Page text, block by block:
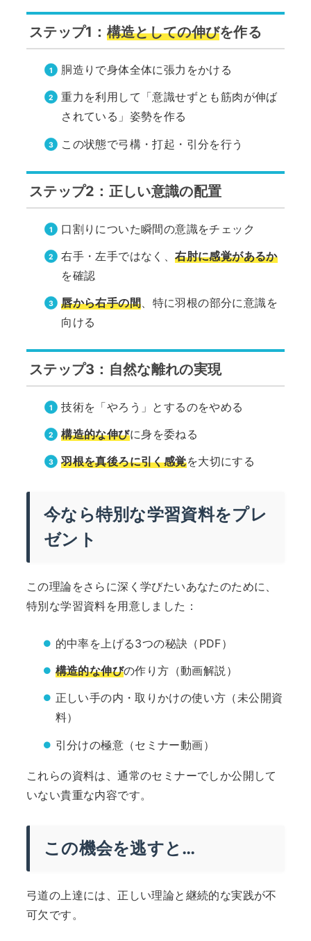
ステップ1： 構造としての伸びを作る
胴造りで身体全体に張力をかける
重力を利用して「意識せずとも筋肉が伸ば
されている」姿勢を作る
この状態で弓構・打起・引分を行う
ステップ2：正しい意識の配置
口割りについた瞬間の意識をチェック
右手・左手ではなく、右肘に感覚があるか
を確認
唇から右手の間、特に羽根の部分に意識を
向ける
ステップ3：自然な離れの実現
技術を「やろう」とするのをやめる
構造的な伸びに身を委ねる
羽根を真後ろに引く感覚を大切にする
今なら特別な学習資料をプレ
ゼント
この理論をさらに深く学びたいあなたのために、
特別な学習資料を用意しました：
的中率を上げる3つの秘訣（PDF）
構造的な伸びの作り方（動画解説）
正しい手の内・取りかけの使い方（未公開資
料）
引分けの極意（セミナー動画）
これらの資料は、通常のセミナーでしか公開して
いない貴重な内容です。
この機会を逃すと…
弓道の上達には、正しい理論と継続的な実践が不
可欠です。